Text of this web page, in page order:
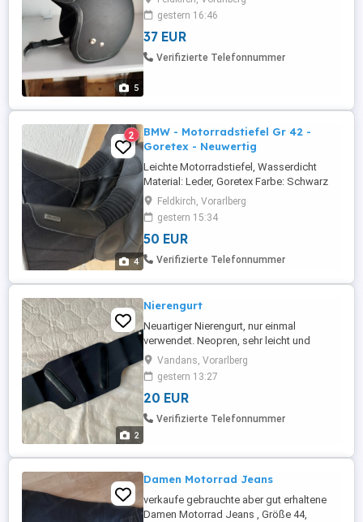
5
gestern 16:46
37 EUR
Verifizierte Telefonnummer
4
2
BMW - Motorradstiefel Gr 42 -
Goretex - Neuwertig
Leichte Motorradstiefel, Wasserdicht
Material: Leder, Goretex Farbe: Schwarz
Größe: 42 5 mal getragen
Feldkirch, Vorarlberg
gestern 15:34
50 EUR
Verifizierte Telefonnummer
2
Nierengurt
Neuartiger Nierengurt, nur einmal
verwendet. Neopren, sehr leicht und
angenehm zu tragende Ausführung.
Große M
Vandans, Vorarlberg
gestern 13:27
20 EUR
Verifizierte Telefonnummer
Damen Motorrad Jeans
verkaufe gebrauchte aber gut erhaltene
Damen Motorrad Jeans , Größe 44,